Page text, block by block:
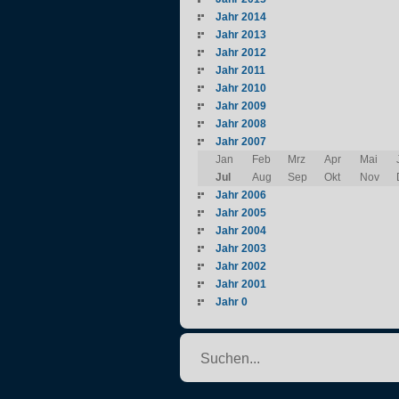
Jahr 2014
Jahr 2013
Jahr 2012
Jahr 2011
Jahr 2010
Jahr 2009
Jahr 2008
Jahr 2007
Jan
Feb Mrz Apr Mai
Jul
Aug Sep Okt Nov
Jahr 2006
Jahr 2005
Jahr 2004
Jahr 2003
Jahr 2002
Jahr 2001
Jahr 0